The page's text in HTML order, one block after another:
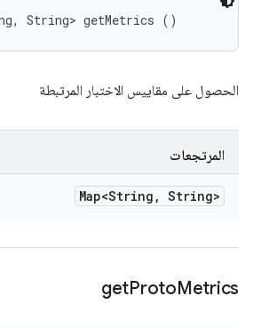
String> getMetrics ()
الحصول على مقاييس الاختبار المرتبطة
المرتجعات
Map<String , String>
getProtoMetrics